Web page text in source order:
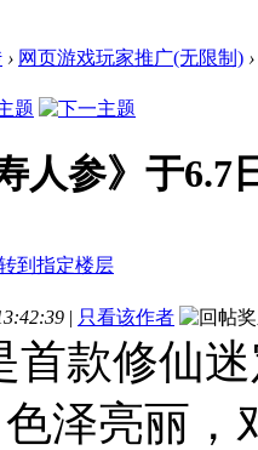
› 网页游戏玩家推广(无限制) ›
人参》于6.7
| 只看该作者
首款修仙
泽亮丽，